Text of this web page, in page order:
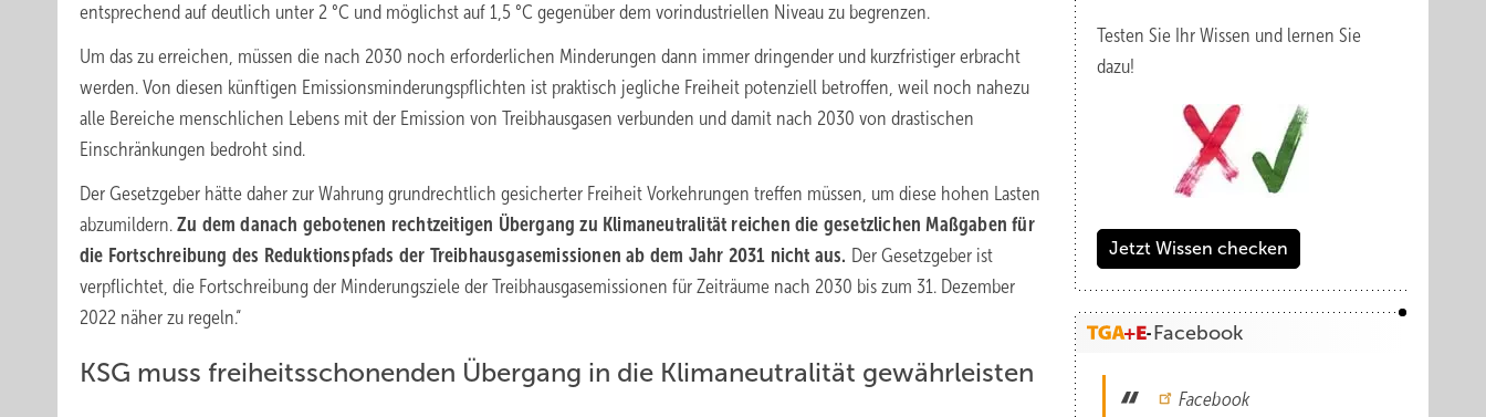
entsprechend auf deutlich unter 2 °C und möglichst auf 1,5 °C gegenüber dem vorindustriellen Niveau zu begrenzen.
Um das zu erreichen, müssen die nach 2030 noch erforderlichen Minderungen dann immer dringender und kurzfristiger erbracht
werden. Von diesen künftigen Emissionsminderungspflichten ist praktisch jegliche Freiheit potenziell betroffen, weil noch nahezu
alle Bereiche menschlichen Lebens mit der Emission von Treibhausgasen verbunden und damit nach 2030 von drastischen
Einschränkungen bedroht sind.
Der Gesetzgeber hätte daher zur Wahrung grundrechtlich gesicherter Freiheit Vorkehrungen treffen müssen, um diese hohen Lasten
abzumildern. Zu dem danach gebotenen rechtzeitigen Übergang zu Klimaneutralität reichen die gesetzlichen Maßgaben für
die Fortschreibung des Reduktionspfads der Treibhausgasemissionen ab dem Jahr 2031 nicht aus. Der Gesetzgeber ist
verpflichtet, die Fortschreibung der Minderungsziele der Treibhausgasemissionen für Zeiträume nach 2030 bis zum 31. Dezember
2022 näher zu regeln.“
KSG muss freiheitsschonenden Übergang in die Klimaneutralität gewährleisten
Testen Sie Ihr Wissen und lernen Sie
dazu!
Jetzt Wissen checken
Facebook
Facebook